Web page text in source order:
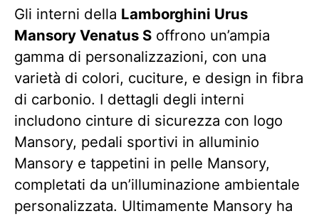
Gli interni della Lamborghini Urus
Mansory Venatus S offrono un’ampia
gamma di personalizzazioni, con una
varietà di colori, cuciture, e design in fibra
di carbonio. I dettagli degli interni
includono cinture di sicurezza con logo
Mansory, pedali sportivi in alluminio
Mansory e tappetini in pelle Mansory,
completati da un’illuminazione ambientale
personalizzata. Ultimamente Mansory ha